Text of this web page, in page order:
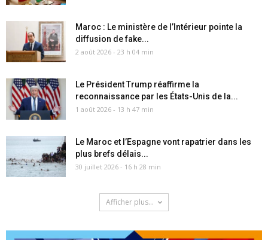
Maroc : Le ministère de l’Intérieur pointe la
diffusion de fake...
2 août 2026 - 23 h 04 min
Le Président Trump réaffirme la
reconnaissance par les États-Unis de la...
1 août 2026 - 13 h 47 min
Le Maroc et l’Espagne vont rapatrier dans les
plus brefs délais...
30 juillet 2026 - 16 h 28 min
Afficher plus...